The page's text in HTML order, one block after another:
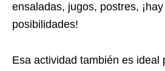
ensaladas, jugos, postres,
posibilidades!
Esa actividad también es ideal